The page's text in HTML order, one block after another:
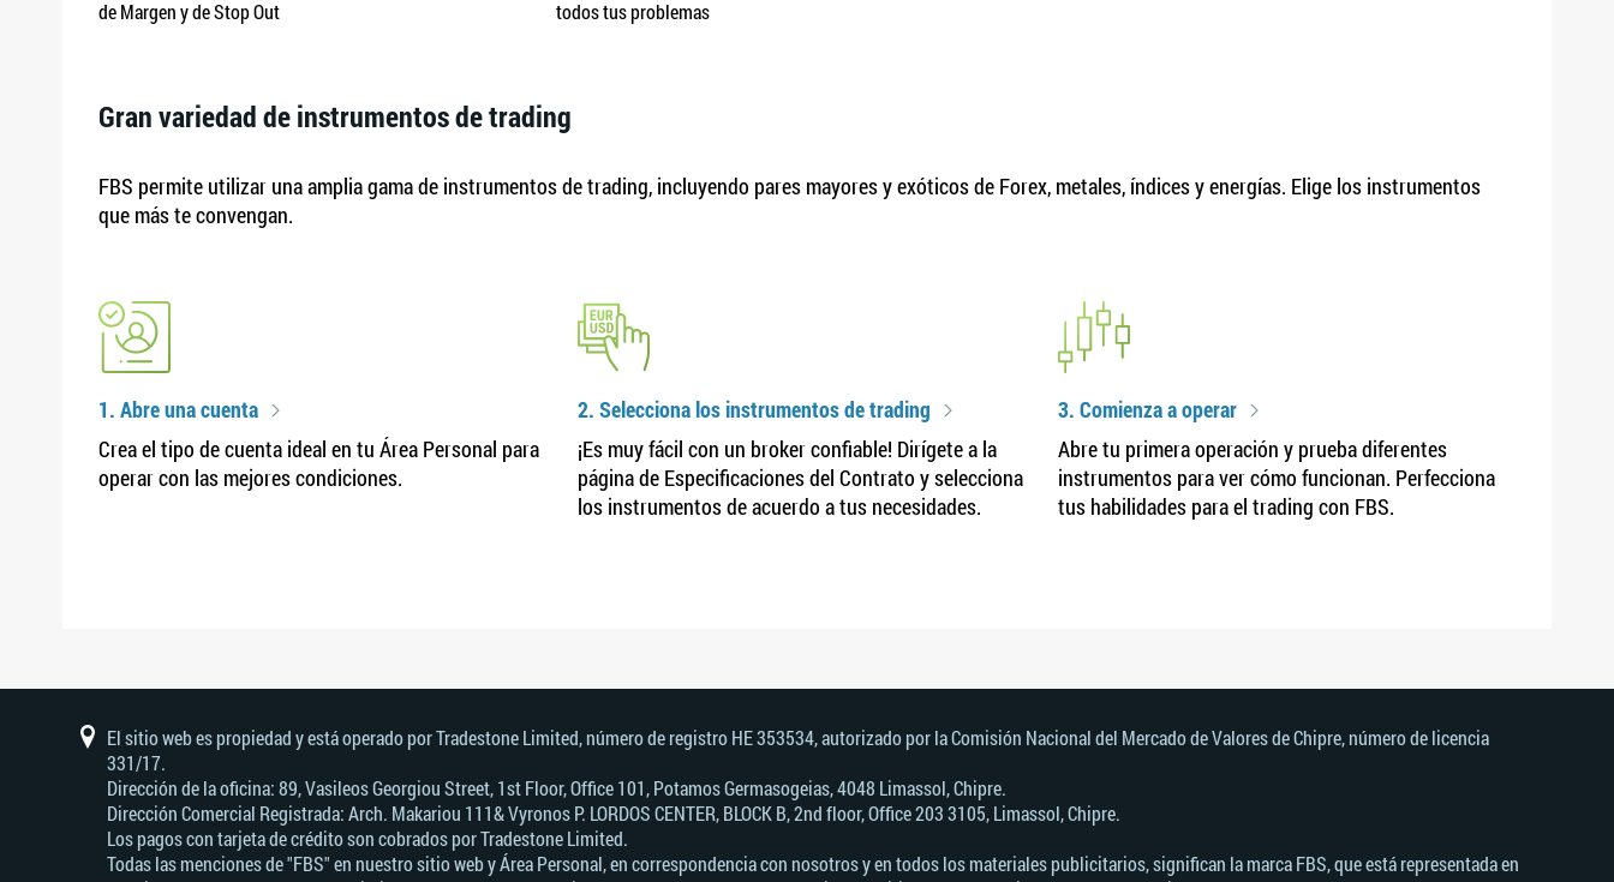
de Margen y de Stop Out
todos tus problemas
Gran variedad de instrumentos de trading
FBS permite utilizar una amplia gama de instrumentos de trading, incluyendo pares mayores y exóticos de Forex, metales, índices y energías. Elige los instrumentos
que más te convengan.
1. Abre una cuenta
Crea el tipo de cuenta ideal en tu Área Personal para
operar con las mejores condiciones.
2. Selecciona los instrumentos de trading
¡Es muy fácil con un broker confiable! Dirígete a la
página de Especificaciones del Contrato y selecciona
los instrumentos de acuerdo a tus necesidades.
3. Comienza a operar
Abre tu primera operación y prueba diferentes
instrumentos para ver cómo funcionan. Perfecciona
tus habilidades para el trading con FBS.
El sitio web es propiedad y está operado por Tradestone Limited, número de registro HE 353534, autorizado por la Comisión Nacional del Mercado de Valores de Chipre, número de licencia
331/17.
Dirección de la oficina: 89, Vasileos Georgiou Street, 1st Floor, Office 101, Potamos Germasogeias, 4048 Limassol, Chipre.
Dirección Comercial Registrada: Arch. Makariou 111& Vyronos Р. LORDOS CENTER, BLOCK В, 2nd floor, Office 203 3105, Limassol, Chipre.
Los pagos con tarjeta de crédito son cobrados por Tradestone Limited.
Todas las menciones de "FBS" en nuestro sitio web y Área Personal, en correspondencia con nosotros y en todos los materiales publicitarios, significan la marca FBS, que está representada en